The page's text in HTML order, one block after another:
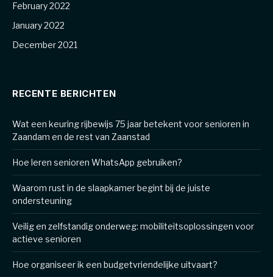
February 2022
January 2022
December 2021
RECENTE BERICHTEN
Wat een keuring rijbewijs 75 jaar betekent voor senioren in
Zaandam en de rest van Zaanstad
Hoe leren senioren WhatsApp gebruiken?
Waarom rust in de slaapkamer begint bij de juiste
ondersteuning
Veilig en zelfstandig onderweg: mobiliteitsoplossingen voor
actieve senioren
Hoe organiseer ik een budgetvriendelijke uitvaart?